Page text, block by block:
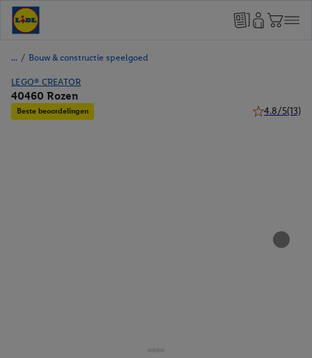
/ Bouw & constructie speelgoed
LEGO® CREATOR
40460 Rozen
Beste beoordelingen 4.8/5(13)